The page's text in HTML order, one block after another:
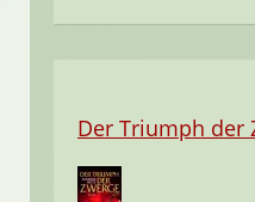
Der Triumph der